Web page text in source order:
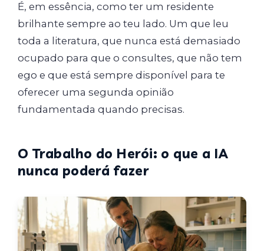
É, em essência, como ter um residente
brilhante sempre ao teu lado. Um que leu
toda a literatura, que nunca está demasiado
ocupado para que o consultes, que não tem
ego e que está sempre disponível para te
oferecer uma segunda opinião
fundamentada quando precisas.
O Trabalho do Herói: o que a IA
nunca poderá fazer